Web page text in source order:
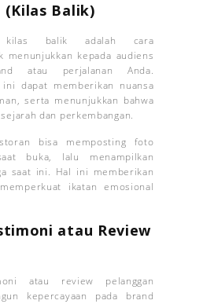
(Kilas Balik)
kilas balik adalah cara
menunjukkan kepada audiens
atau perjalanan Anda.
ini dapat memberikan nuansa
serta menunjukkan bahwa
dan perkembangan.
bisa memposting foto
buka, lalu menampilkan
saat ini. Hal ini memberikan
ikatan emosional
atau Review
atau review pelanggan
kepercayaan pada brand